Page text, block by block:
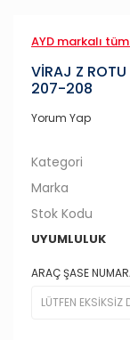
AYD markalı
VİRAJ Z
207-208
Yorum Yap
Kategori
Marka
Stok Kodu
UYUMLULUK
ARAÇ ŞASE